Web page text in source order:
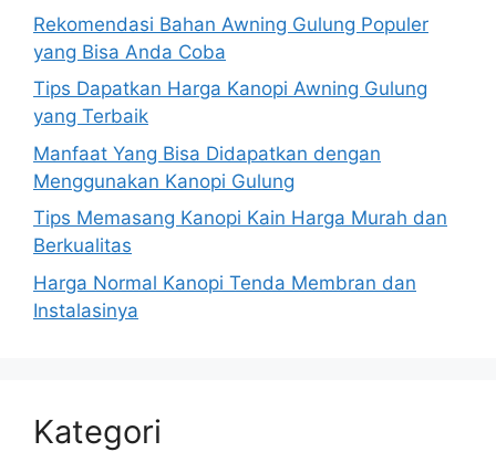
Rekomendasi Bahan Awning Gulung Populer
yang Bisa Anda Coba
Tips Dapatkan Harga Kanopi Awning Gulung
yang Terbaik
Manfaat Yang Bisa Didapatkan dengan
Menggunakan Kanopi Gulung
Tips Memasang Kanopi Kain Harga Murah dan
Berkualitas
Harga Normal Kanopi Tenda Membran dan
Instalasinya
Kategori